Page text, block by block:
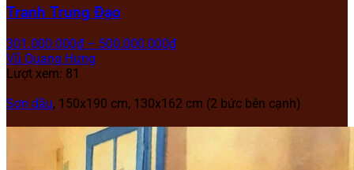
Tranh Trung Đạo
301.000.000₫ – 500.000.000₫
Vũ Quang Hưng
Lượt xem: 81
Sơn dầu, 150x190 cm, 130x162 cm (2 bức bên cạnh)